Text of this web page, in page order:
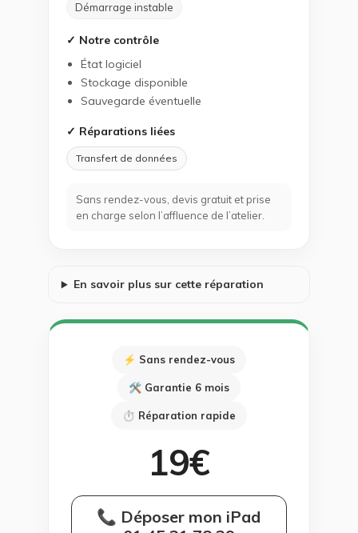
Démarrage instable
✓ Notre contrôle
État logiciel
Stockage disponible
Sauvegarde éventuelle
✓ Réparations liées
Transfert de données
Sans rendez-vous, devis gratuit et prise
en charge selon l’affluence de l’atelier.
En savoir plus sur cette réparation
⚡ Sans rendez-vous
🛠 Garantie 6 mois
⏱ Réparation rapide
19€
📞 Déposer mon iPad